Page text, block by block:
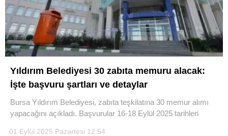
Yıldırım Belediyesi 30 zabıta memuru alacak:
İşte başvuru şartları ve detaylar
Bursa Yıldırım Belediyesi, zabıta teşkilatına 30 memur alımı
yapacağını açıkladı. Başvurular 16-18 Eylül 2025 tarihleri
01 Eylül 2025 Pazartesi 12:54